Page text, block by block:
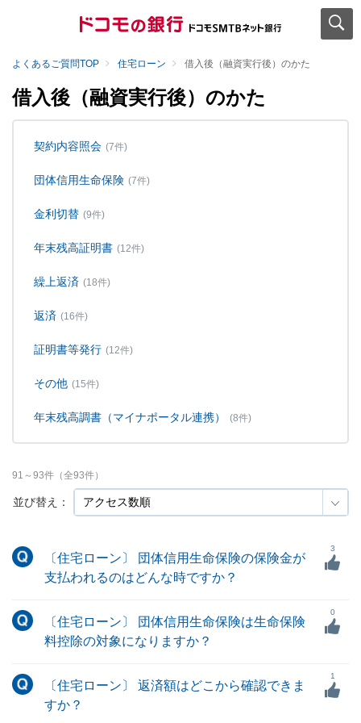
よくあるご質問TOP 住宅ローン 借入後（融資実行後）のかた
借入後（融資実行後）のかた
契約内容照会 (7件)
団体信用生命保険 (7件)
金利切替 (9件)
年末残高証明書 (12件)
繰上返済 (18件)
返済 (16件)
証明書等発行 (12件)
その他 (15件)
年末残高調書（マイナポータル連携） (8件)
並び替え：
91 ～93件（全93件）
〔住宅ローン〕 団体信用生命保険の保険金が
支払われるのはどんな時ですか？
3
〔住宅ローン〕 団体信用生命保険は生命保険
料控除の対象になりますか？
0
〔住宅ローン〕 返済額はどこから確認できま
すか？
1